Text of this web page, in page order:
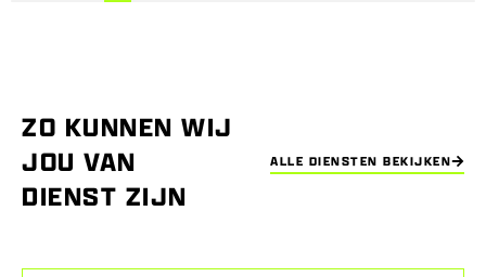
ZO KUNNEN WIJ
JOU VAN
DIENST ZIJN
ALLE DIENSTEN BEKIJKEN